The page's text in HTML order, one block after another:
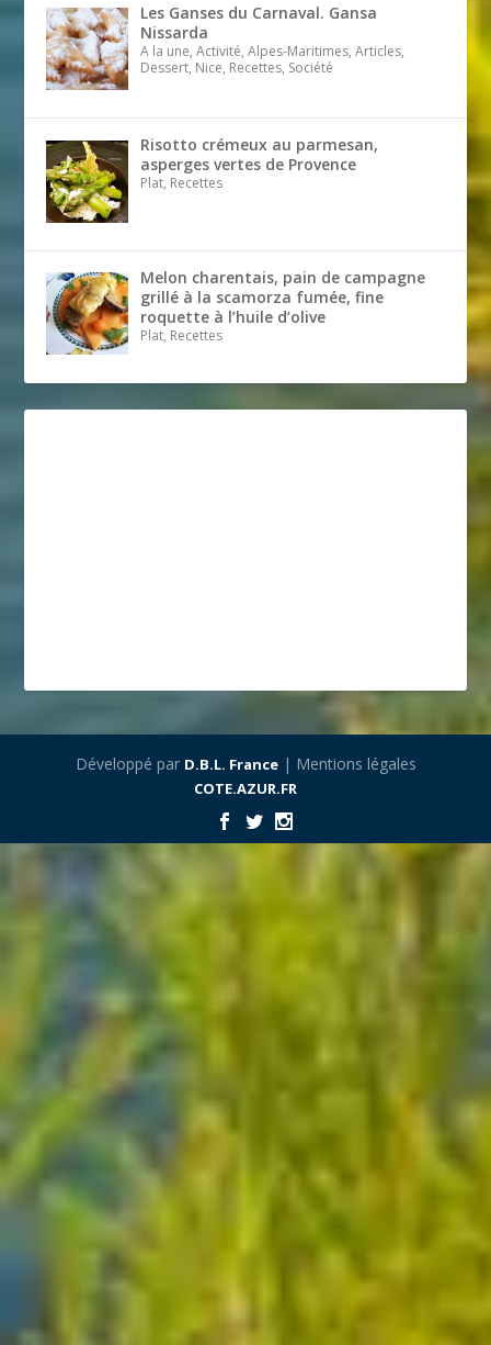
Les Ganses du Carnaval. Gansa
Nissarda
A la une, Activité, Alpes-Maritimes, Articles,
Dessert, Nice, Recettes, Société
Risotto crémeux au parmesan,
asperges vertes de Provence
Plat, Recettes
Melon charentais, pain de campagne
grillé à la scamorza fumée, fine
roquette à l’huile d’olive
Plat, Recettes
Développé par D.B.L. France| Mentions légales
COTE.AZUR.FR